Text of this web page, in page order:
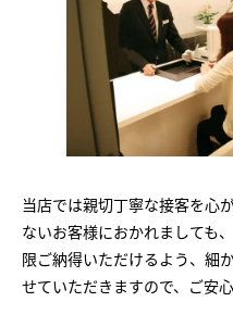
当店では親切丁寧な接客を心
ないお客様におかれましても
限ご納得いただけるよう、細
せていただきますので、ご安